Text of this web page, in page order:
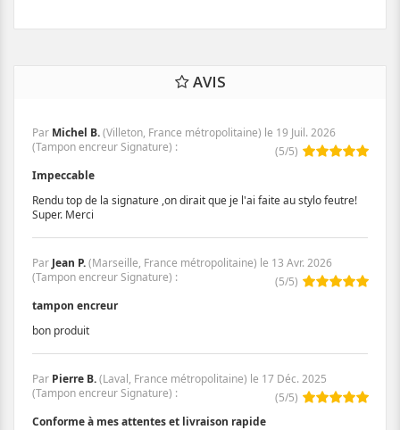
AVIS
Par Michel B.(Villeton, France métropolitaine) le 19 Juil. 2026
(Tampon encreur Signature) : (5/5)
Impeccable
Rendu top de la signature ,on dirait que je l'ai faite au stylo feutre!
Super. Merci
Par Jean P.(Marseille, France métropolitaine) le 13 Avr. 2026
(Tampon encreur Signature) : (5/5)
tampon encreur
bon produit
Par Pierre B.(Laval, France métropolitaine) le 17 Déc. 2025
(Tampon encreur Signature) : (5/5)
Conforme à mes attentes et livraison rapide